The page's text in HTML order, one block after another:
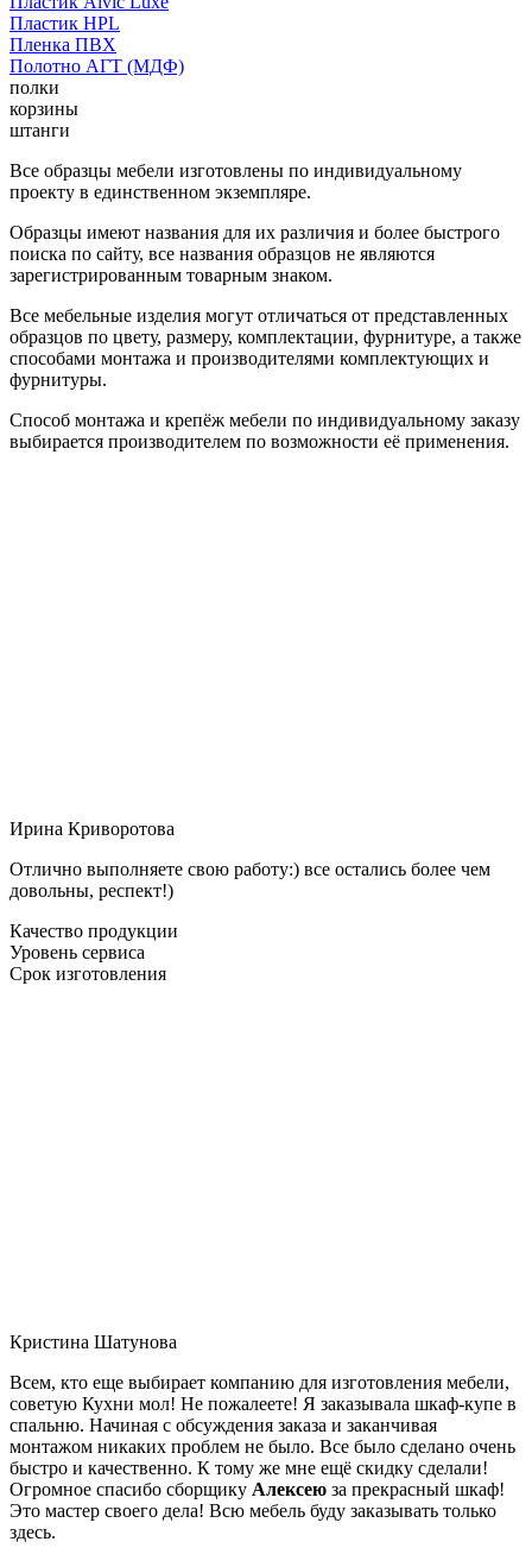
Пластик HPL
Пленка ПВХ
Полотно АГТ (МДФ)
полки
корзины
штанги
Все образцы мебели изготовлены по индивидуальному
проекту в единственном экземпляре.
Образцы имеют названия для их различия и более быстрого
поиска по сайту, все названия образцов не являются
зарегистрированным товарным знаком.
Все мебельные изделия могут отличаться от представленных
образцов по цвету, размеру, комплектации, фурнитуре, а также
способами монтажа и производителями комплектующих и
фурнитуры.
Способ монтажа и крепёж мебели по индивидуальному заказу
выбирается производителем по возможности её применения.
Ирина Криворотова
Отлично выполняете свою работу:) все остались более чем
довольны, респект!)
Качество продукции
Уровень сервиса
Срок изготовления
Кристина Шатунова
Всем, кто еще выбирает компанию для изготовления мебели,
советую Кухни мол! Не пожалеете! Я заказывала шкаф-купе в
спальню. Начиная с обсуждения заказа и заканчивая
монтажом никаких проблем не было. Все было сделано очень
быстро и качественно. К тому же мне ещё скидку сделали!
Огромное спасибо сборщику Алексею за прекрасный шкаф!
Это мастер своего дела! Всю мебель буду заказывать только
здесь.